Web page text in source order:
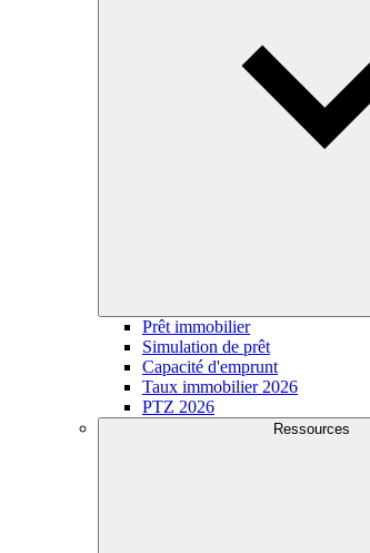
Prêt immobilier
Simulation de prêt
Capacité d'emprunt
Taux immobilier 2026
PTZ 2026
Ressources